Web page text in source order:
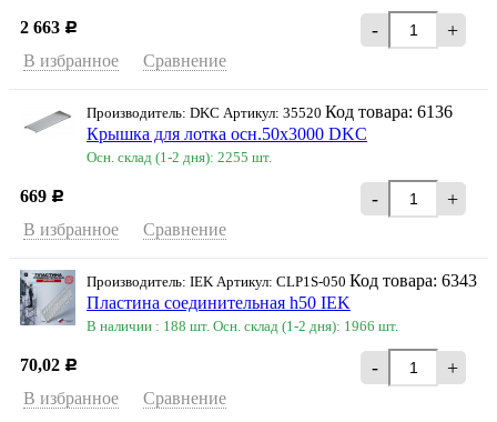
2 663 Р - +
В избранное Сравнение
Производитель: DKC Артикул: 35520 Код товара: 6136
Крышка для лотка осн.50х3000 DKC
Осн. склад (1-2 дня): 2255 шт.
669 Р - +
В избранное Сравнение
Производитель: IEK Артикул: CLP1S-050 Код товара: 6343
Пластина соединительная h50 IEK
В наличии : 188 шт. Осн. склад (1-2 дня): 1966 шт.
70,02 Р - +
В избранное Сравнение